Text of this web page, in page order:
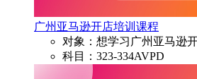
广州亚马逊开店培训课程
对象：想学习广州亚马逊
科目：323-334AVPD